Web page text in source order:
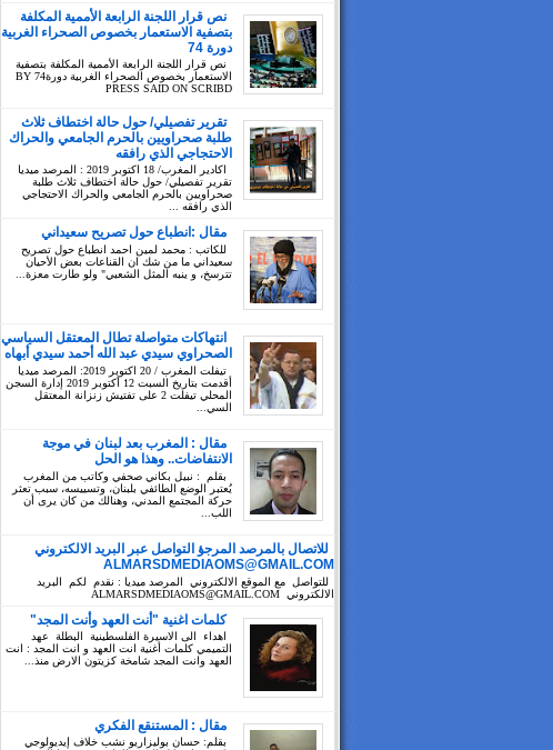
نص قرار اللجنة الرابعة الأممية المكلفة
بتصفية الاستعمار بخصوص الصحراء الغربية
دورة 74
نص قرار اللجنة الرابعة الأممية المكلفة بتصفية
الاستعمار بخصوص الصحراء الغربية دورة74 BY
PRESS SAID ON SCRIBD
تقرير تفصيلي/ حول حالة اختطاف ثلاث
طلبة صحراويين بالحرم الجامعي والحراك
الاحتجاجي الذي رافقه
اكادير المغرب/ 18 اكتوبر 2019 : المرصد ميديا
تقرير تفصيلي/ حول حالة اختطاف ثلاث طلبة
صحراويين بالحرم الجامعي والحراك الاحتجاجي
الذي رافقه ...
مقال :انطباع حول تصريح سعيداني
للكاتب : محمد لمين احمد انطباع حول تصريح
سعيداني ما من شك ان القناعات بعض الأحيان
تترسخ، و ينبه المثل الشعبي" ولو طارت معزة...
انتهاكات متواصلة تطال المعتقل السياسي
الصحراوي سيدي عبد الله أحمد سيدي أبهاه
تيفلت المغرب / 20 اكتوبر 2019: المرصد ميديا
أقدمت بتاريخ السبت 12 أكتوبر 2019 إدارة السجن
المحلي تيفلت 2 على تفتيش زنزانة المعتقل
السي...
مقال : المغرب بعد لبنان في موجة
الانتفاضات.. وهذا هو الحل
بقلم : نبيل بكاني صحفي وكاتب من المغرب
يُعتبر الوضع الطائفي بلبنان، وتسييسه، سبب تعثر
حركة المجتمع المدني، وهنالك من كان يرى أن
اللب...
للاتصال بالمرصد المرجؤ التواصل عبر البريد الالكتروني
ALMARSDMEDIAOMS@GMAIL.COM
للتواصل مع الموقع الالكتروني المرصد ميديا : نقدم لكم البريد
الالكتروني ALMARSDMEDIAOMS@GMAIL.COM
كلمات اغنية "أنت العهد وأنت المجد"
اهداء الى الاسيرة الفلسطينية البطلة عهد
التميمي كلمات أغنية انت العهد و انت المجد : انت
العهد وانت المجد شامخة كزيتون الارض منذ...
مقال : المستنقع الفكري
بقلم: حسان بوليزاريو نشب خلاف إيديولوجي